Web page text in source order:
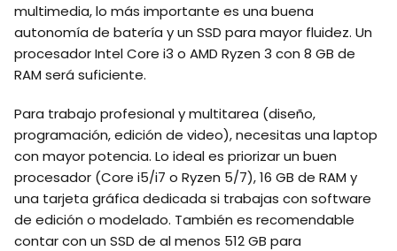
multimedia, lo más importante es una buena
autonomía de batería y un SSD para mayor fluidez. Un
procesador Intel Core i3 o AMD Ryzen 3 con 8 GB de
RAM será suficiente.
Para trabajo profesional y multitarea (diseño,
programación, edición de video), necesitas una laptop
con mayor potencia. Lo ideal es priorizar un buen
procesador (Core i5/i7 o Ryzen 5/7), 16 GB de RAM y
una tarjeta gráfica dedicada si trabajas con software
de edición o modelado. También es recomendable
contar con un SSD de al menos 512 GB para